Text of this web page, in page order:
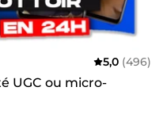
5,0 (496)
UGC ou micro-